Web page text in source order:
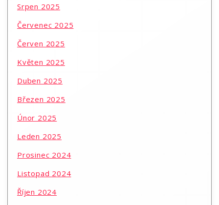
Srpen 2025
Červenec 2025
Červen 2025
Květen 2025
Duben 2025
Březen 2025
Únor 2025
Leden 2025
Prosinec 2024
Listopad 2024
Říjen 2024